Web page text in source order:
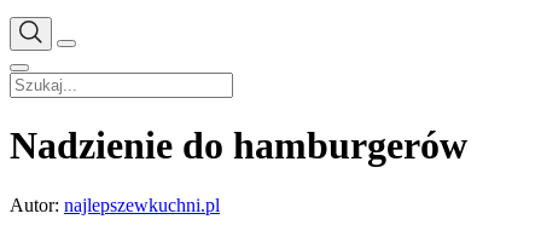
Nadzienie do hamburgerów
Autor: najlepszewkuchni.pl